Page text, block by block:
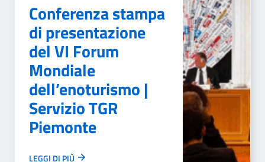
Conferenza stampa
di presentazione
del VI Forum
Mondiale
dell’enoturismo |
Servizio TGR
Piemonte
LEGGI DI PIÙ